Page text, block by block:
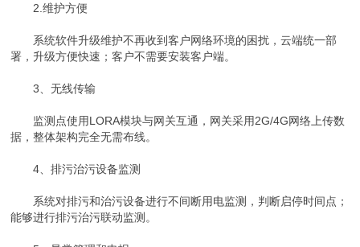
2.维护方便
系统软件升级维护不再收到客户网络环境的困扰，云端统一部
署，升级方便快速；客户不需要安装客户端。
3、无线传输
监测点使用LORA模块与网关互通，网关采用2G/4G网络上传数
据，整体架构完全无需布线。
4、排污治污设备监测
系统对排污和治污设备进行不间断用电监测，判断启停时间点；
能够进行排污治污联动监测。